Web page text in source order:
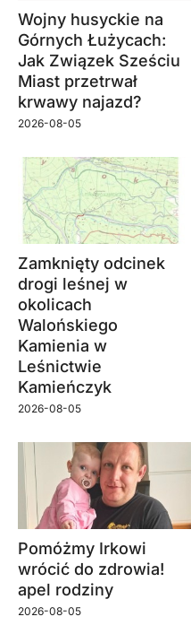
Wojny husyckie na
Górnych Łużycach:
Jak Związek Sześciu
Miast przetrwał
krwawy najazd?
2026-08-05
Zamknięty odcinek
drogi leśnej w
okolicach
Walońskiego
Kamienia w
Leśnictwie
Kamieńczyk
2026-08-05
Pomóżmy Irkowi
wrócić do zdrowia!
apel rodziny
2026-08-05